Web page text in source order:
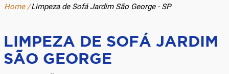
Home /Limpeza de Sofá Jardim São George - SP
LIMPEZA DE SOFÁ JARDIM
SÃO GEORGE